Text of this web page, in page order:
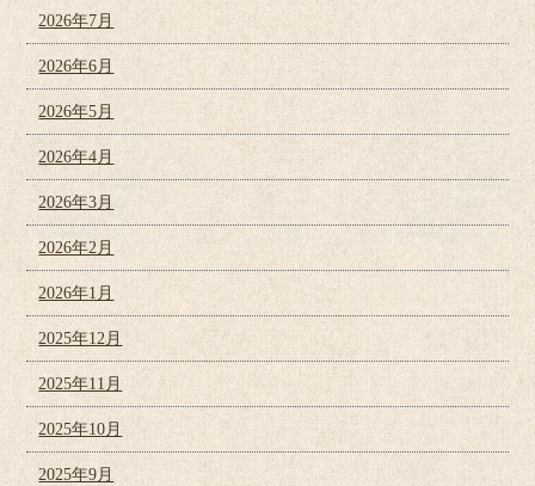
2026年7月
2026年6月
2026年5月
2026年4月
2026年3月
2026年2月
2026年1月
2025年12月
2025年11月
2025年10月
2025年9月